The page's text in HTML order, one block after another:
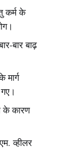
कर्म के
बार बाढ़
मार्ग
के कारण
व्हीलर